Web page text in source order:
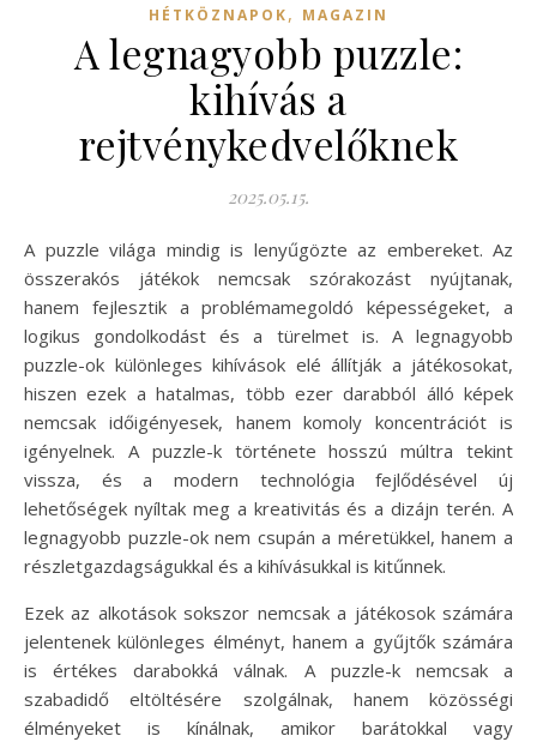
HÉTKÖZNAPOK, MAGAZIN
A legnagyobb puzzle:
kihívás a
rejtvénykedvelőknek
2025.05.15.
A puzzle világa mindig is lenyűgözte az embereket. Az
összerakós játékok nemcsak szórakozást nyújtanak,
hanem fejlesztik a problémamegoldó képességeket, a
logikus gondolkodást és a türelmet is. A legnagyobb
puzzle-ok különleges kihívások elé állítják a játékosokat,
hiszen ezek a hatalmas, több ezer darabból álló képek
nemcsak időigényesek, hanem komoly koncentrációt is
igényelnek. A puzzle-k története hosszú múltra tekint
vissza, és a modern technológia fejlődésével új
lehetőségek nyíltak meg a kreativitás és a dizájn terén. A
legnagyobb puzzle-ok nem csupán a méretükkel, hanem a
részletgazdagságukkal és a kihívásukkal is kitűnnek.
Ezek az alkotások sokszor nemcsak a játékosok számára
jelentenek különleges élményt, hanem a gyűjtők számára
is értékes darabokká válnak. A puzzle-k nemcsak a
szabadidő eltöltésére szolgálnak, hanem közösségi
élményeket is kínálnak, amikor barátokkal vagy